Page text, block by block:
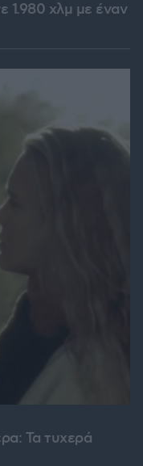
1.980 χλμ με έναν
Τα τυχερά